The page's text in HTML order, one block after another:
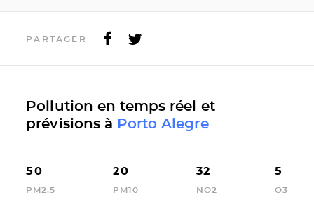
PARTAGER
Pollution en temps réel et
prévisions à Porto Alegre
50
PM2.5
20
PM10
32
NO2
5
O3